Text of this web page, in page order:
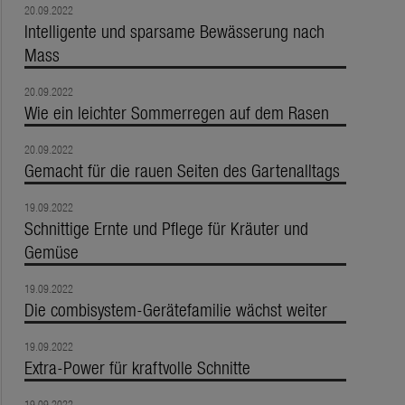
20.09.2022
Intelligente und sparsame Bewässerung nach
Mass
20.09.2022
Wie ein leichter Sommerregen auf dem Rasen
20.09.2022
Gemacht für die rauen Seiten des Gartenalltags
19.09.2022
Schnittige Ernte und Pflege für Kräuter und
Gemüse
19.09.2022
Die combisystem-Gerätefamilie wächst weiter
19.09.2022
Extra-Power für kraftvolle Schnitte